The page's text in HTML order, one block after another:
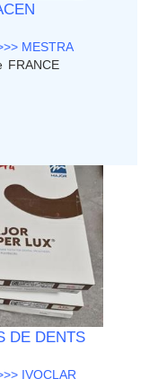
MESTRA
FRANCE
DE DENTS
IVOCLAR